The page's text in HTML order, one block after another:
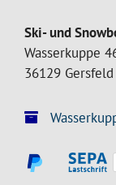
Ski- und
Wasserkuppe
36129 Gersfeld